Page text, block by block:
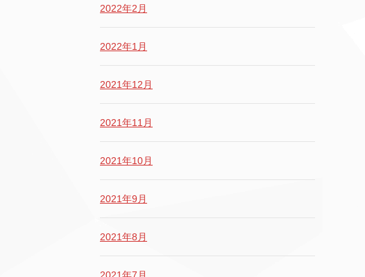
2022年2月
2022年1月
2021年12月
2021年11月
2021年10月
2021年9月
2021年8月